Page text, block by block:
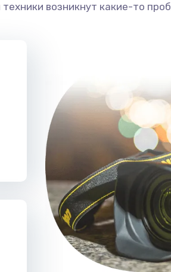
возникнут какие-то